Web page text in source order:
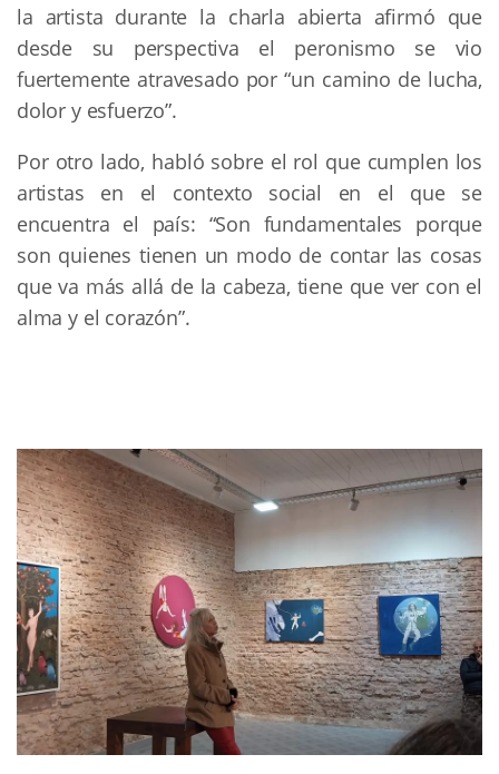
la artista durante la charla abierta afirmó que
desde su perspectiva el peronismo se vio
fuertemente atravesado por “un camino de lucha,
dolor y esfuerzo”.
Por otro lado, habló sobre el rol que cumplen los
artistas en el contexto social en el que se
encuentra el país: “Son fundamentales porque
son quienes tienen un modo de contar las cosas
que va más allá de la cabeza, tiene que ver con el
alma y el corazón”.